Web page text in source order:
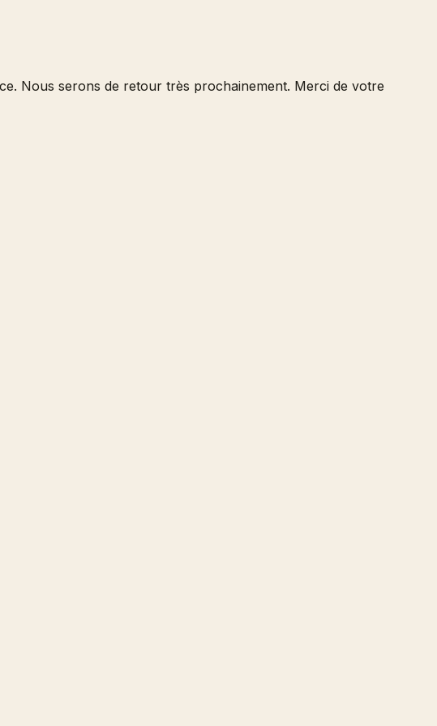
Nous serons de retour très prochainement. Merci de votre